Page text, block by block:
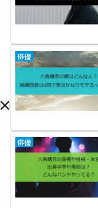
俳優
俳優